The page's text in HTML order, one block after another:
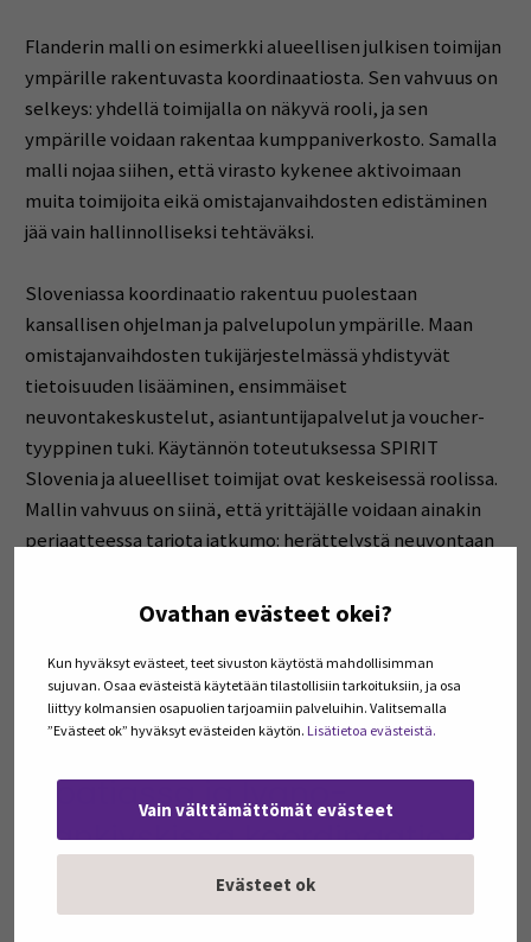
Ovathan evästeet okei?
Kun hyväksyt evästeet, teet sivuston käytöstä mahdollisimman
sujuvan. Osaa evästeistä käytetään tilastollisiin tarkoituksiin, ja osa
liittyy kolmansien osapuolien tarjoamiin palveluihin. Valitsemalla
”Evästeet ok” hyväksyt evästeiden käytön. Lisätietoa evästeistä.
Vain välttämättömät evästeet
Evästeet ok
Flanderin malli on esimerkki alueellisen julkisen toimijan
ympärille rakentuvasta koordinaatiosta. Sen vahvuus on
selkeys: yhdellä toimijalla on näkyvä rooli, ja sen
ympärille voidaan rakentaa kumppaniverkosto. Samalla
malli nojaa siihen, että virasto kykenee aktivoimaan
muita toimijoita eikä omistajanvaihdosten edistäminen
jää vain hallinnolliseksi tehtäväksi.
Sloveniassa koordinaatio rakentuu puolestaan
kansallisen ohjelman ja palvelupolun ympärille. Maan
omistajanvaihdosten tukijärjestelmässä yhdistyvät
tietoisuuden lisääminen, ensimmäiset
neuvontakeskustelut, asiantuntijapalvelut ja voucher-
tyyppinen tuki. Käytännön toteutuksessa SPIRIT
Slovenia ja alueelliset toimijat ovat keskeisessä roolissa.
Mallin vahvuus on siinä, että yrittäjälle voidaan ainakin
periaatteessa tarjota jatkumo: herättelystä neuvontaan
nojata vahvaan julkiseen toimijaan tai kansalliseen
ohjelmaan. Etelä-Pohjanmaan malli on näihin verrattuna
verkostomaisempi.
Kroatiassa ja Ivano-
Frankivskissa koordinaatio on
vasta rakentumassa